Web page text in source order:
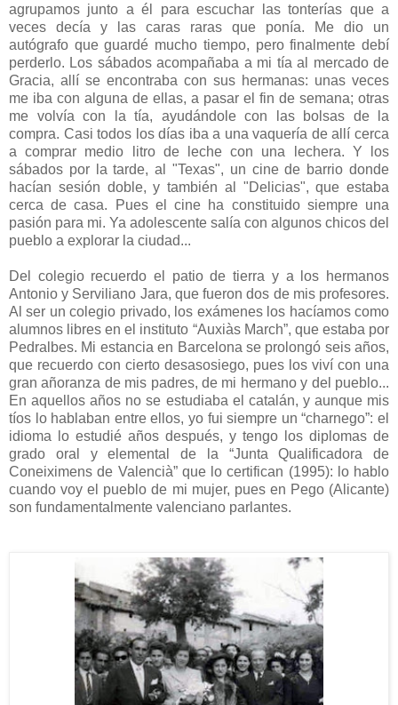
agrupamos junto a él para escuchar las tonterías que a
veces decía y las caras raras que ponía. Me dio un
autógrafo que guardé mucho tiempo, pero finalmente debí
perderlo. Los sábados acompañaba a mi tía al mercado de
Gracia, allí se encontraba con sus hermanas: unas veces
me iba con alguna de ellas, a pasar el fin de semana; otras
me volvía con la tía, ayudándole con las bolsas de la
compra. Casi todos los días iba a una vaquería de allí cerca
a comprar medio litro de leche con una lechera. Y los
sábados por la tarde, al "Texas", un cine de barrio donde
hacían sesión doble, y también al "Delicias", que estaba
cerca de casa. Pues el cine ha constituido siempre una
pasión para mi. Ya adolescente salía con algunos chicos del
pueblo a explorar la ciudad...
Del colegio recuerdo el patio de tierra y a los hermanos
Antonio y Serviliano Jara, que fueron dos de mis profesores.
Al ser un colegio privado, los exámenes los hacíamos como
alumnos libres en el instituto “Auxiàs March”, que estaba por
Pedralbes. Mi estancia en Barcelona se prolongó seis años,
que recuerdo con cierto desasosiego, pues los viví con una
gran añoranza de mis padres, de mi hermano y del pueblo...
En aquellos años no se estudiaba el catalán, y aunque mis
tíos lo hablaban entre ellos, yo fui siempre un “charnego”: el
idioma lo estudié años después, y tengo los diplomas de
grado oral y elemental de la “Junta Qualificadora de
Coneiximens de Valencià” que lo certifican (1995): lo hablo
cuando voy el pueblo de mi mujer, pues en Pego (Alicante)
son fundamentalmente valenciano parlantes.